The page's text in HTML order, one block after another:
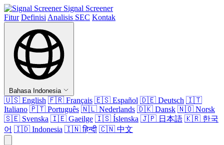
Signal Screener
Fitur Definisi Analisis SEC Kontak
Bahasa Indonesia
🇺🇸 English 🇫🇷 Français 🇪🇸 Español 🇩🇪 Deutsch 🇮🇹
Italiano 🇵🇹 Português 🇳🇱 Nederlands 🇩🇰 Dansk 🇳🇴 Norsk
🇸🇪 Svenska 🇮🇪 Gaeilge 🇮🇸 Íslenska 🇯🇵 日本語 🇰🇷 한국
어 🇮🇩 Indonesia 🇮🇳हिन्दी 🇨🇳 中文